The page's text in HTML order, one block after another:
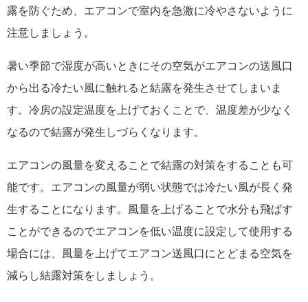
露を防ぐため、エアコンで室内を急激に冷やさないように
注意しましょう。
暑い季節で湿度が高いときにその空気がエアコンの送風口
から出る冷たい風に触れると結露を発生させてしまいま
す。冷房の設定温度を上げておくことで、温度差が少なく
なるので結露が発生しづらくなります。
エアコンの風量を変えることで結露の対策をすることも可
能です。エアコンの風量が弱い状態では冷たい風が長く発
生することになります。風量を上げることで水分も飛ばす
ことができるのでエアコンを低い温度に設定して使用する
場合には、風量を上げてエアコン送風口にとどまる空気を
減らし結露対策をしましょう。